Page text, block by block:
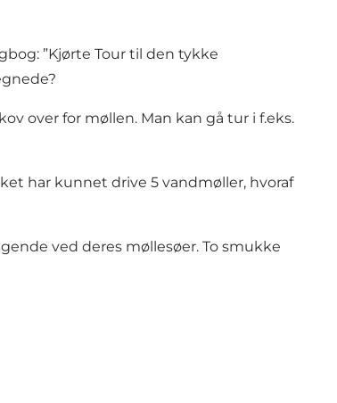
”Kjørte Tour til den tykke
over for møllen. Man kan gå tur i f.eks.
har kunnet drive 5 vandmøller, hvoraf
ved deres møllesøer. To smukke